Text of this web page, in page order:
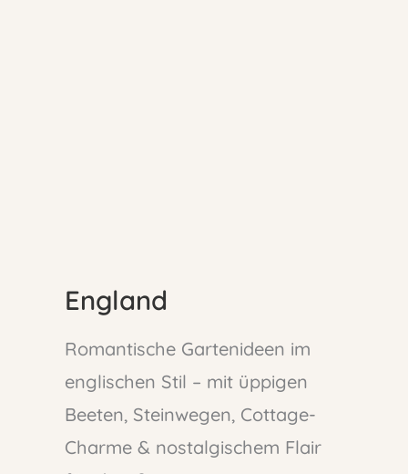
England
Romantische Gartenideen im
englischen Stil – mit üppigen
Beeten, Steinwegen, Cottage-
Charme & nostalgischem Flair